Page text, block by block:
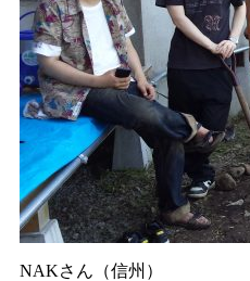
NAKさん（信州）